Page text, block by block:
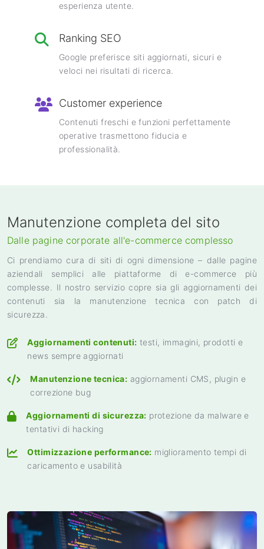
esperienza utente.
Ranking SEO
Google preferisce siti aggiornati, sicuri e
veloci nei risultati di ricerca.
Customer experience
Contenuti freschi e funzioni perfettamente
operative trasmettono fiducia e
professionalità.
Manutenzione completa del sito
Dalle pagine corporate all'e-commerce complesso
Ci prendiamo cura di siti di ogni dimensione – dalle pagine
aziendali semplici alle piattaforme di e-commerce più
complesse. Il nostro servizio copre sia gli aggiornamenti dei
contenuti sia la manutenzione tecnica con patch di
sicurezza.
Aggiornamenti contenuti: testi, immagini, prodotti e
news sempre aggiornati
Manutenzione tecnica: aggiornamenti CMS, plugin e
correzione bug
Aggiornamenti di sicurezza: protezione da malware e
tentativi di hacking
Ottimizzazione performance: miglioramento tempi di
caricamento e usabilità